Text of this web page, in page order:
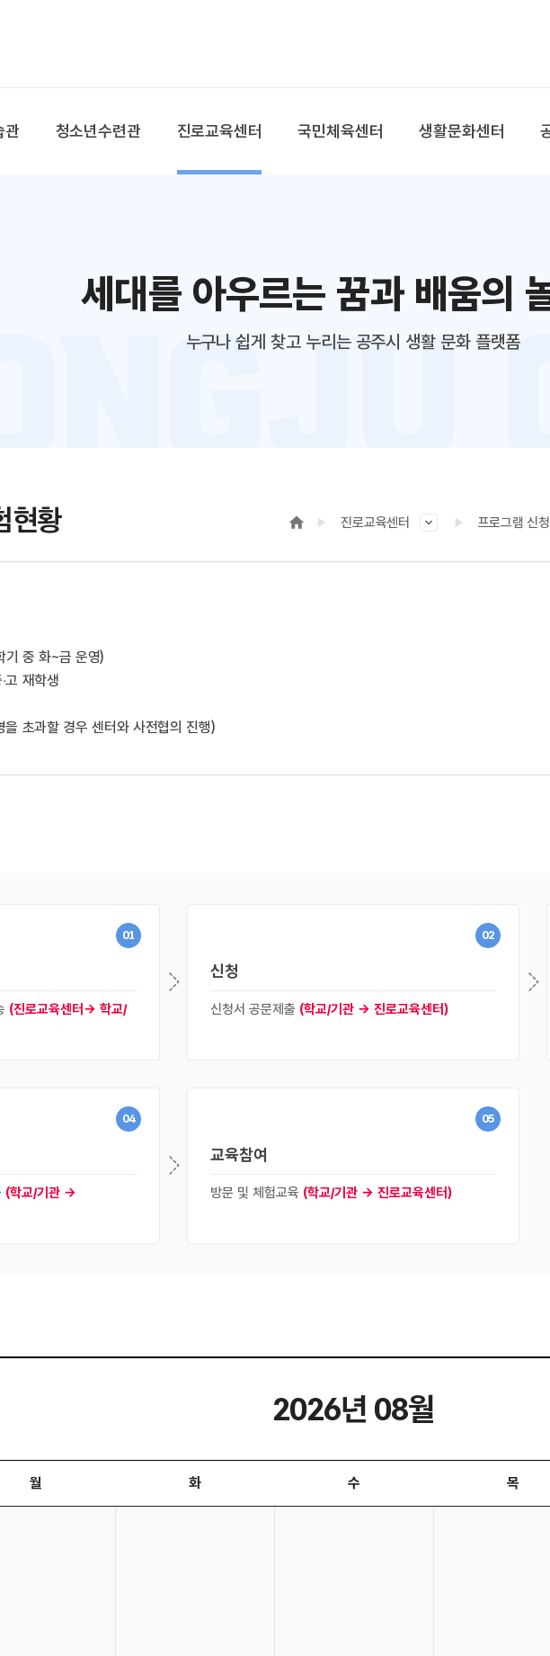
관 청소년수련관 진로교육센터 국민체육센터 생활문화센터
세대를 아우르는 꿈과 배움의
누구나 쉽게 찾고 누리는 공주시 생활 문화 플랫폼
현황 진로교육센터 프로그램 신청
중 화~금 운영)
고 재학생
초과할 경우 센터와 사전협의 진행)
01
(진로교육센터→ 학교/
02
신청
신청서 공문제출 (학교/기관 → 진로교육센터)
04
(학교/기관 →
05
교육참여
방문 및 체험교육 (학교/기관 → 진로교육센터)
2026년 08월
월 화 수 목